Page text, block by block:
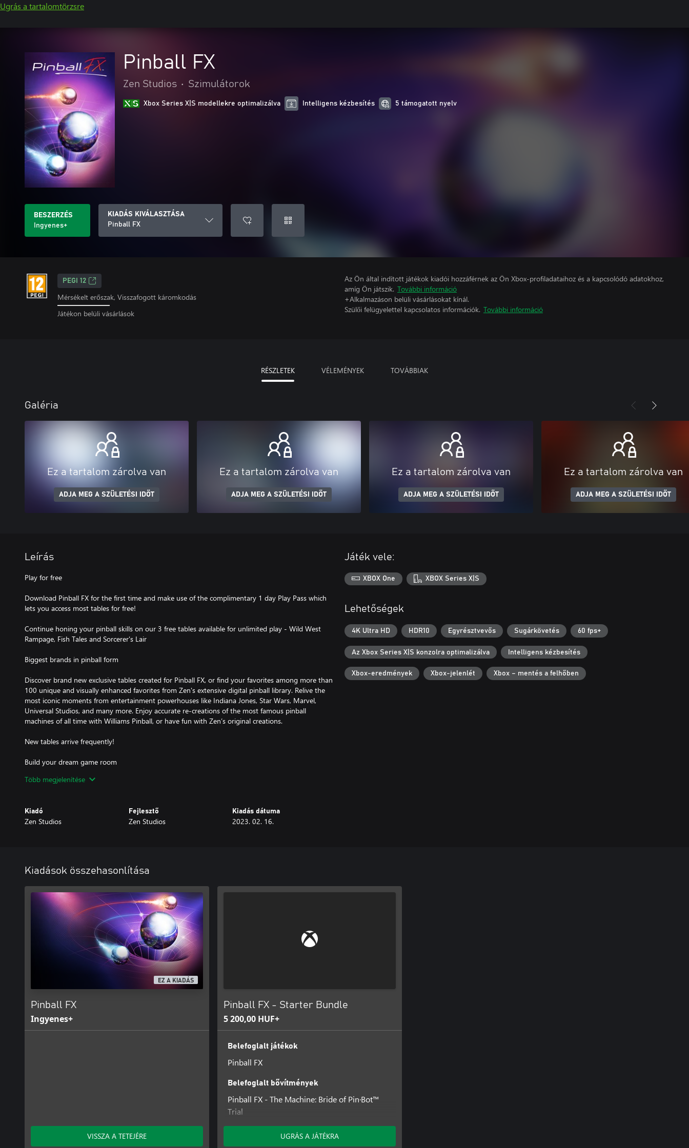
Ugrás a tartalomtörzsre
Pinball FX
Zen Studios • Szimulátorok
Xbox Series X|S modellekre optimalizálva Intelligens kézbesítés 5 támogatott nyelv
BESZERZÉS
Ingyenes+
KIADÁS KIVÁLASZTÁSA
Pinball FX
PEGI 12
Mérsékelt erőszak, Visszafogott káromkodás
Játékon belüli vásárlások
Az Ön által indított játékok kiadói hozzáférnek az Ön Xbox-profiladataihoz és a kapcsolódó adatokhoz,
amíg Ön játszik. További információ
+Alkalmazáson belüli vásárlásokat kínál.
Szülői felügyelettel kapcsolatos információk. További információ
RÉSZLETEK VÉLEMÉNYEK TOVÁBBIAK
Galéria
Ez a tartalom zárolva van
ADJA MEG A SZÜLETÉSI IDŐT
Ez a tartalom zárolva van
ADJA MEG A SZÜLETÉSI IDŐT
Ez a tartalom zárolva van
ADJA MEG A SZÜLETÉSI IDŐT
Ez a tartalom zárolva van
ADJA MEG A SZÜLETÉSI IDŐT
Leírás
Play for free
Download Pinball FX for the first time and make use of the complimentary 1 day Play Pass which
lets you access most tables for free!
Continue honing your pinball skills on our 3 free tables available for unlimited play - Wild West
Rampage, Fish Tales and Sorcerer's Lair
Biggest brands in pinball form
Discover brand new exclusive tables created for Pinball FX, or find your favorites among more than
100 unique and visually enhanced favorites from Zen's extensive digital pinball library. Relive the
most iconic moments from entertainment powerhouses like Indiana Jones, Star Wars, Marvel,
Universal Studios, and many more. Enjoy accurate re-creations of the most famous pinball
machines of all time with Williams Pinball, or have fun with Zen’s original creations.
New tables arrive frequently!
Build your dream game room
Build up your own customizable 3D playroom with collectible items unlocked by playing.
Enjoy digital pinball at its finest as Pinball FX brings you the most advanced simulation in pinball
Több megjelenítése
Kiadó
Zen Studios
Fejlesztő
Zen Studios
Kiadás dátuma
2023. 02. 16.
Játék vele:
XBOX One XBOX Series X|S
Lehetőségek
4K Ultra HD HDR10 Egyrésztvevős Sugárkövetés 60 fps+
Az Xbox Series X|S konzolra optimalizálva Intelligens kézbesítés
Xbox-eredmények Xbox-jelenlét Xbox – mentés a felhőben
Kiadások összehasonlítása
EZ A KIADÁS
Pinball FX
Ingyenes+
VISSZA A TETEJÉRE
Pinball FX - Starter Bundle
5 200,00 HUF+
Belefoglalt játékok
Pinball FX
Belefoglalt bővítmények
Pinball FX - The Machine: Bride of Pin·Bot™️
Trial
Pinball FX - The Machine: Bride of Pin·Bot™️
Pinball FX - Secrets & Shadows Pack Trial
UGRÁS A JÁTÉKRA